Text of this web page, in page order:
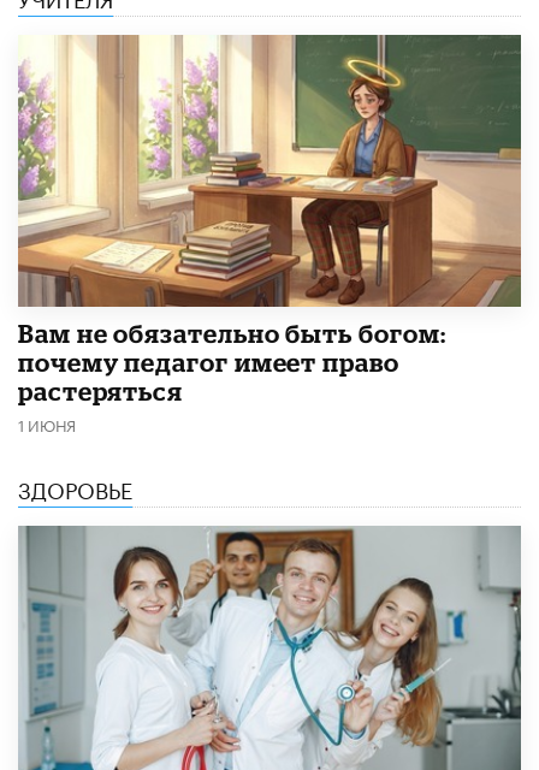
​Вам не обязательно быть богом:
почему педагог имеет право
растеряться
1 ИЮНЯ
ЗДОРОВЬЕ